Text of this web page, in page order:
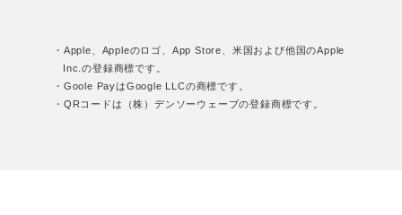
・Apple、Appleのロゴ、App Store、米国および他国のApple
Inc.の登録商標です。
・Goole PayはGoogle LLCの商標です。
・QRコードは（株）デンソーウェーブの登録商標です。